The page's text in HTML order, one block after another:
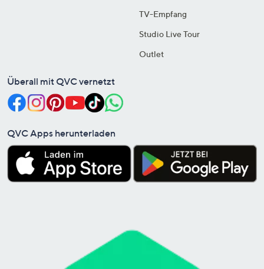
TV-Empfang
Studio Live Tour
Outlet
Überall mit QVC vernetzt
QVC Apps herunterladen